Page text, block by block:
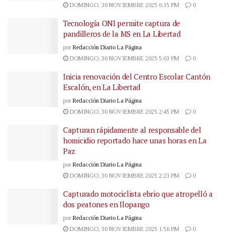
DOMINGO, 30 NOVIEMBRE 2025 6:15 PM
0
Tecnología ONI permite captura de
pandilleros de la MS en La Libertad
por Redacción Diario La Página
DOMINGO, 30 NOVIEMBRE 2025 5:03 PM
0
Inicia renovación del Centro Escolar Cantón
Escalón, en La Libertad
por Redacción Diario La Página
DOMINGO, 30 NOVIEMBRE 2025 2:45 PM
0
Capturan rápidamente al responsable del
homicidio reportado hace unas horas en La
Paz
por Redacción Diario La Página
DOMINGO, 30 NOVIEMBRE 2025 2:23 PM
0
Capturado motociclista ebrio que atropelló a
dos peatones en Ilopango
por Redacción Diario La Página
DOMINGO, 30 NOVIEMBRE 2025 1:56 PM
0